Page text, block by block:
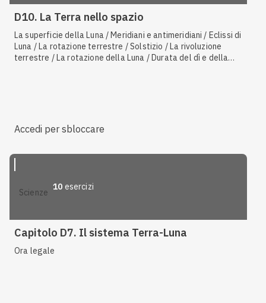
D10. La Terra nello spazio
La superficie della Luna / Meridiani e antimeridiani / Eclissi di
Luna / La rotazione terrestre / Solstizio / La rivoluzione
terrestre / La rotazione della Luna / Durata del dì e della
Accedi per sbloccare
scienze
10 esercizi
Capitolo D7. Il sistema Terra-Luna
Ora legale